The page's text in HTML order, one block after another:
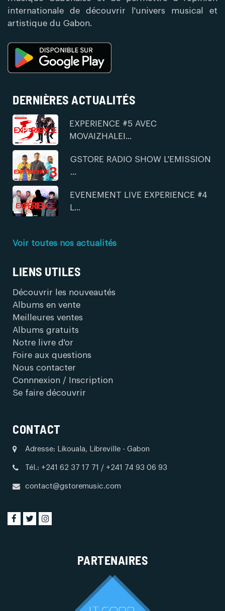
internationale de découvrir l'univers musical et
artistique du Gabon.
DERNIÈRES ACTUALITÉS
EXPERIENCE #5 AVEC
MOVAIZHALEI...
GSTORE RADIO SHOW L'EMISSION
...
EVENEMENT LIVE EXPERIENCE #4
L...
Voir toutes nos actualités
LIENS UTILES
Découvrir les nouveautés
Albums en vente
Meilleures ventes
Albums gratuits
Notre livre d'or
Foire aux questions
Nous contacter
Connnexion / Inscription
Se faire découvrir
CONTACT
Adresse: Likouala, Libreville - Gabon
Tél.: +241 62 37 17 71 / +241 74 93 06 93
contact@gstoremusic.com
PARTENAIRES